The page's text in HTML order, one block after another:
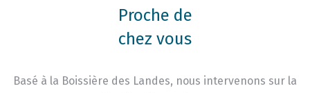
Proche de
chez vous
Basé à la Boissière des Landes, nous intervenons sur la